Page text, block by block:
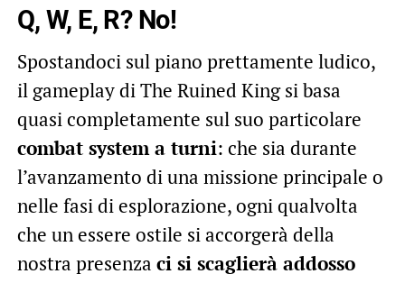
Q, W, E, R? No!
Spostandoci sul piano prettamente ludico,
il gameplay di The Ruined King si basa
quasi completamente sul suo particolare
combat system a turni: che sia durante
l’avanzamento di una missione principale o
nelle fasi di esplorazione, ogni qualvolta
che un essere ostile si accorgerà della
nostra presenza ci si scaglierà addosso